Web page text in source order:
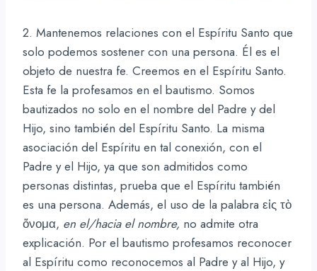
2. Mantenemos relaciones con el Espíritu Santo que
solo podemos sostener con una persona. Él es el
objeto de nuestra fe. Creemos en el Espíritu Santo.
Esta fe la profesamos en el bautismo. Somos
bautizados no solo en el nombre del Padre y del
Hijo, sino también del Espíritu Santo. La misma
asociación del Espíritu en tal conexión, con el
Padre y el Hijo, ya que son admitidos como
personas distintas, prueba que el Espíritu también
es una persona. Además, el uso de la palabra εἰς τὸ
ὄνομα, en el/hacia el nombre, no admite otra
explicación. Por el bautismo profesamos reconocer
al Espíritu como reconocemos al Padre y al Hijo, y